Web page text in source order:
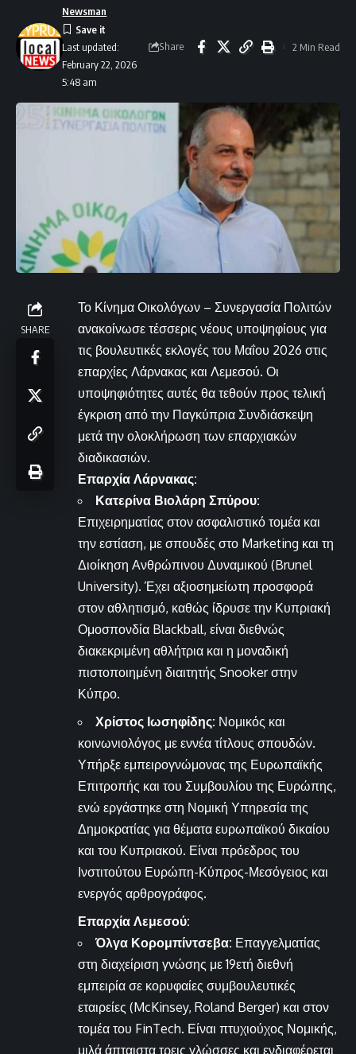
Last updated:
February 22, 2026
5:48 am
Newsman
Share 2 Min Read
SHARE
Το Κίνημα Οικολόγων – Συνεργασία Πολιτών
ανακοίνωσε τέσσερις νέους υποψηφίους για
τις βουλευτικές εκλογές του Μαΐου 2026 στις
επαρχίες Λάρνακας και Λεμεσού. Οι
υποψηφιότητες αυτές θα τεθούν προς τελική
έγκριση από την Παγκύπρια Συνδιάσκεψη
μετά την ολοκλήρωση των επαρχιακών
διαδικασιών.
Επαρχία Λάρνακας:
Κατερίνα Βιολάρη Σπύρου:
Επιχειρηματίας στον ασφαλιστικό τομέα και
την εστίαση, με σπουδές στο Marketing και τη
Διοίκηση Ανθρώπινου Δυναμικού (Brunel
University). Έχει αξιοσημείωτη προσφορά
στον αθλητισμό, καθώς ίδρυσε την Κυπριακή
Ομοσπονδία Blackball, είναι διεθνώς
διακεκριμένη αθλήτρια και η μοναδική
πιστοποιημένη διαιτητής Snooker στην
Κύπρο.
Χρίστος Ιωσηφίδης: Νομικός και
κοινωνιολόγος με εννέα τίτλους σπουδών.
Υπήρξε εμπειρογνώμονας της Ευρωπαϊκής
Επιτροπής και του Συμβουλίου της Ευρώπης,
ενώ εργάστηκε στη Νομική Υπηρεσία της
Δημοκρατίας για θέματα ευρωπαϊκού δικαίου
και του Κυπριακού. Είναι πρόεδρος του
Ινστιτούτου Ευρώπη-Κύπρος-Μεσόγειος και
ενεργός αρθρογράφος.
Επαρχία Λεμεσού:
Όλγα Κορομπίντσεβα: Επαγγελματίας
στη διαχείριση γνώσης με 19ετή διεθνή
εμπειρία σε κορυφαίες συμβουλευτικές
εταιρείες (McKinsey, Roland Berger) και στον
τομέα του FinTech. Είναι πτυχιούχος Νομικής,
μιλά άπταιστα τρεις γλώσσες και ενδιαφέρεται